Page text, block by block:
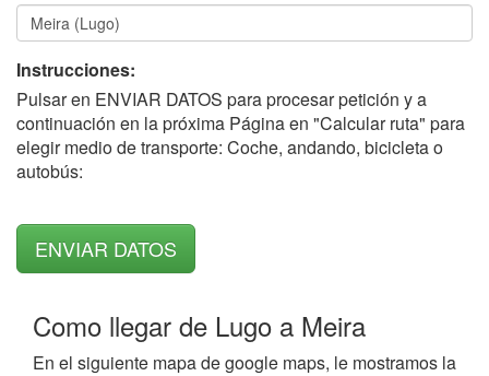
Instrucciones:
Pulsar en ENVIAR DATOS para procesar petición y a
continuación en la próxima Página en "Calcular ruta" para
elegir medio de transporte: Coche, andando, bicicleta o
autobús:
Como llegar de Lugo a Meira
En el siguiente mapa de google maps, le mostramos la